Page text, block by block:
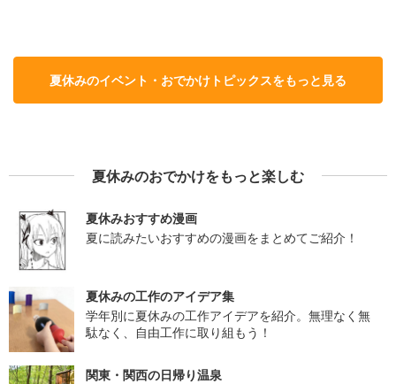
夏休みのイベント・おでかけトピックスをもっと見る
夏休みのおでかけをもっと楽しむ
夏休みおすすめ漫画
夏に読みたいおすすめの漫画をまとめてご紹介！
夏休みの工作のアイデア集
学年別に夏休みの工作アイデアを紹介。無理なく無
駄なく、自由工作に取り組もう！
関東・関西の日帰り温泉